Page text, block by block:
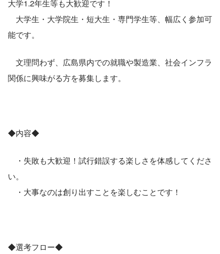
大学1.2年生等も大歓迎です！
大学生・大学院生・短大生・専門学生等、幅広く参加可
能です。
文理問わず、広島県内での就職や製造業、社会インフラ
関係に興味がる方を募集します。
◆内容◆
・失敗も大歓迎！試行錯誤する楽しさを体感してくださ
い。
・大事なのは創り出すことを楽しむことです！
◆選考フロー◆